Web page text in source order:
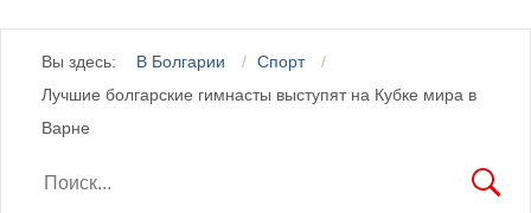
Вы здесь: В Болгарии
Спорт
Лучшие болгарские гимнасты выступят на Кубке мира в
Варне